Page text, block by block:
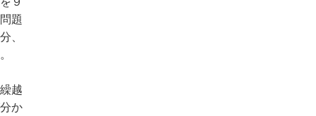
題
、
越
か